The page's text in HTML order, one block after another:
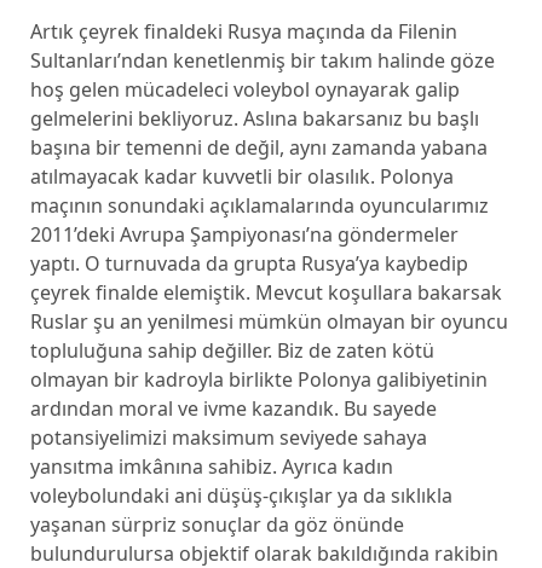
Artık çeyrek finaldeki Rusya maçında da Filenin
Sultanları’ndan kenetlenmiş bir takım halinde göze
hoş gelen mücadeleci voleybol oynayarak galip
gelmelerini bekliyoruz. Aslına bakarsanız bu başlı
başına bir temenni de değil, aynı zamanda yabana
atılmayacak kadar kuvvetli bir olasılık. Polonya
maçının sonundaki açıklamalarında oyuncularımız
2011’deki Avrupa Şampiyonası’na göndermeler
yaptı. O turnuvada da grupta Rusya’ya kaybedip
çeyrek finalde elemiştik. Mevcut koşullara bakarsak
Ruslar şu an yenilmesi mümkün olmayan bir oyuncu
topluluğuna sahip değiller. Biz de zaten kötü
olmayan bir kadroyla birlikte Polonya galibiyetinin
ardından moral ve ivme kazandık. Bu sayede
potansiyelimizi maksimum seviyede sahaya
yansıtma imkânına sahibiz. Ayrıca kadın
voleybolundaki ani düşüş-çıkışlar ya da sıklıkla
yaşanan sürpriz sonuçlar da göz önünde
bulundurulursa objektif olarak bakıldığında rakibin